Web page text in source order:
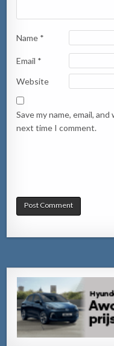
Name *
Email *
Website
Save my name, email,
next time I comment.